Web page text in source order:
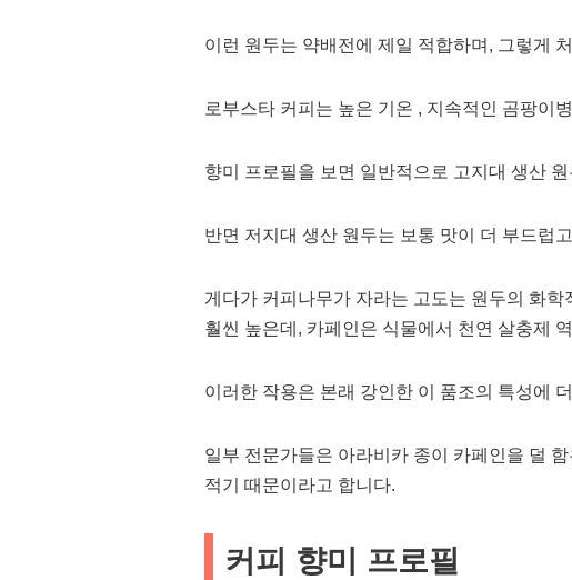
이런 원두는 약배전에 제일 적합하며, 그렇게
로부스타 커피는 높은 기온 , 지속적인 곰팡이
향미 프로필을 보면 일반적으로 고지대 생산
반면 저지대 생산 원두는 보통 맛이 더 부드럽
게다가 커피나무가 자라는 고도는 원두의 화
훨씬 높은데, 카페인은 식물에서 천연 살충제
이러한 작용은 본래 강인한 이 품조의 특성에
일부 전문가들은 아라비카 종이 카페인을 덜
적기 때문이라고 합니다.
커피 향미 프로필